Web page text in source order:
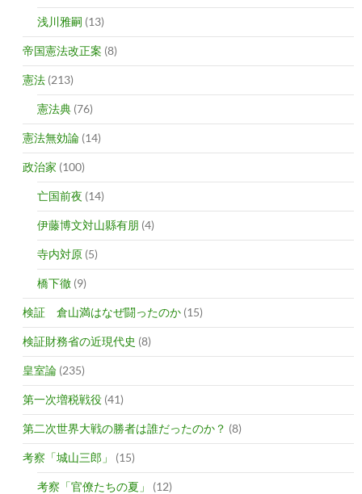
浅川雅嗣 (13)
帝国憲法改正案 (8)
憲法 (213)
憲法典 (76)
憲法無効論 (14)
政治家 (100)
亡国前夜 (14)
伊藤博文対山縣有朋 (4)
寺内対原 (5)
橋下徹 (9)
検証 倉山満はなぜ闘ったのか (15)
検証財務省の近現代史 (8)
皇室論 (235)
第一次増税戦役 (41)
第二次世界大戦の勝者は誰だったのか？ (8)
考察「城山三郎」 (15)
考察「官僚たちの夏」 (12)